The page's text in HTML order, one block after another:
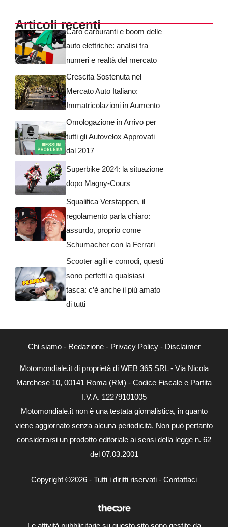
Articoli recentiCaro carburanti e boom delle
auto elettriche: analisi tra
numeri e realtà del mercato
Crescita Sostenuta nel
Mercato Auto Italiano:
Immatricolazioni in Aumento
Omologazione in Arrivo per
tutti gli Autovelox Approvati
dal 2017
Superbike 2024: la situazione
dopo Magny-Cours
Squalifica Verstappen, il
regolamento parla chiaro:
assurdo, proprio come
Schumacher con la Ferrari
Scooter agili e comodi, questi
sono perfetti a qualsiasi
tasca: c’è anche il più amato
di tutti
Chi siamo- Redazione- Privacy Policy- Disclaimer
Motomondiale.it di proprietà di WEB 365 SRL - Via Nicola
Marchese 10, 00141 Roma (RM) - Codice Fiscale e Partita
I.V.A. 12279101005
Motomondiale.it non è una testata giornalistica, in quanto
viene aggiornato senza alcuna periodicità. Non può pertanto
considerarsi un prodotto editoriale ai sensi della legge n. 62
del 07.03.2001
Copyright ©2026 - Tutti i diritti riservati - Contattaci